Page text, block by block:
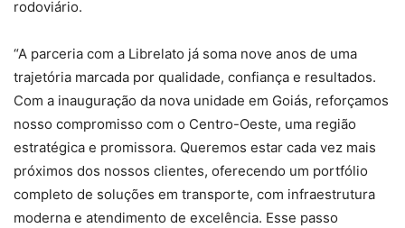
rodoviário.
“A parceria com a Librelato já soma nove anos de uma
trajetória marcada por qualidade, confiança e resultados.
Com a inauguração da nova unidade em Goiás, reforçamos
nosso compromisso com o Centro-Oeste, uma região
estratégica e promissora. Queremos estar cada vez mais
próximos dos nossos clientes, oferecendo um portfólio
completo de soluções em transporte, com infraestrutura
moderna e atendimento de excelência. Esse passo